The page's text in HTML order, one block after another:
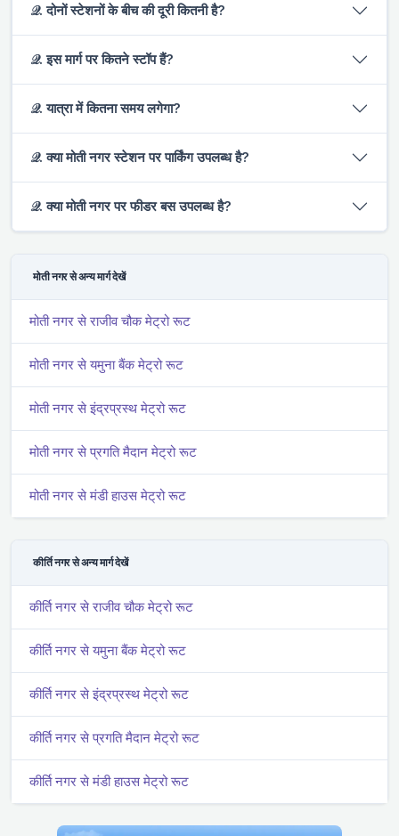
𝒬. दोनों स्टेशनों के बीच की दूरी कितनी है?
𝒬. इस मार्ग पर कितने स्टॉप हैं?
𝒬. यात्रा में कितना समय लगेगा?
𝒬. क्या मोती नगर स्टेशन पर पार्किंग उपलब्ध है?
𝒬. क्या मोती नगर पर फीडर बस उपलब्ध है?
मोती नगर से अन्य मार्ग देखें
मोती नगर से राजीव चौक मेट्रो रूट
मोती नगर से यमुना बैंक मेट्रो रूट
मोती नगर से इंद्रप्रस्थ मेट्रो रूट
मोती नगर से प्रगति मैदान मेट्रो रूट
मोती नगर से मंडी हाउस मेट्रो रूट
कीर्ति नगर से अन्य मार्ग देखें
कीर्ति नगर से राजीव चौक मेट्रो रूट
कीर्ति नगर से यमुना बैंक मेट्रो रूट
कीर्ति नगर से इंद्रप्रस्थ मेट्रो रूट
कीर्ति नगर से प्रगति मैदान मेट्रो रूट
कीर्ति नगर से मंडी हाउस मेट्रो रूट